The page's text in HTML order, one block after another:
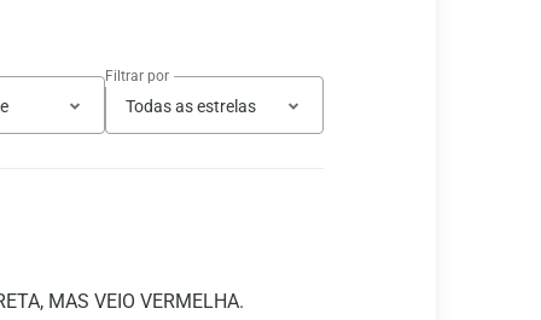
Filtrar por
Todas as estrelas
MAS VEIO VERMELHA.